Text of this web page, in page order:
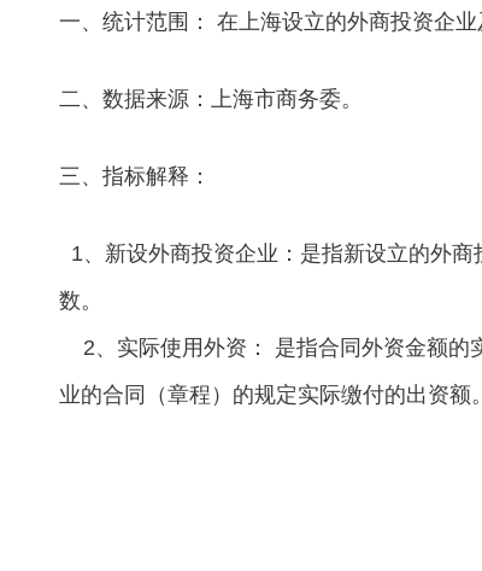
一、统计范围： 在上海设立的外商投资企业
二、数据来源：上海市商务委。
三、指标解释：
1、新设外商投资企业：是指新设立的外
数。
2、实际使用外资： 是指合同外资金额的
业的合同（章程）的规定实际缴付的出资额。